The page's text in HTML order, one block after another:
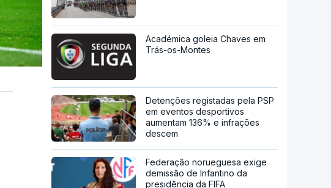
Académica goleia Chaves em
Trás-os-Montes
Detenções registadas pela PSP
em eventos desportivos
aumentam 136% e infrações
descem
Federação norueguesa exige
demissão de Infantino da
presidência da FIFA